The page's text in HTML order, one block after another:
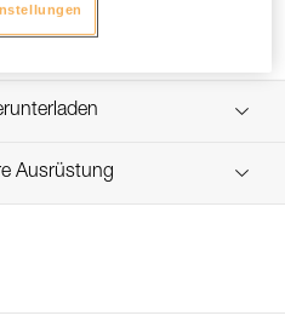
beim Abseilen
Notice
Ausrüstung